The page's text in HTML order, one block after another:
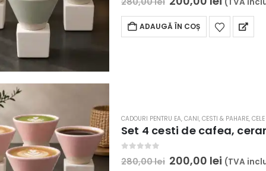
inițial
a
fost:
curent
este:
200,00
ADAUGĂ ÎN COȘ
CADOURI PENTRU EA, CANI, CESTI & PAHARE,
Set 4 cesti de cafea,
280,00lei Prețul
200,00 lei Prețul
(TVA